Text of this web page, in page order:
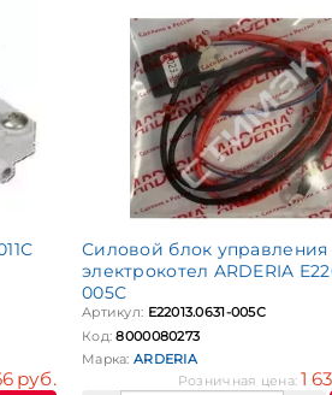
руб.
Силовой блок управления
электрокотел ARDERIA
005С
Артикул: E22013.0631-005С
Код:8000080273
Марка: ARDERIA
Розничная цена: 1